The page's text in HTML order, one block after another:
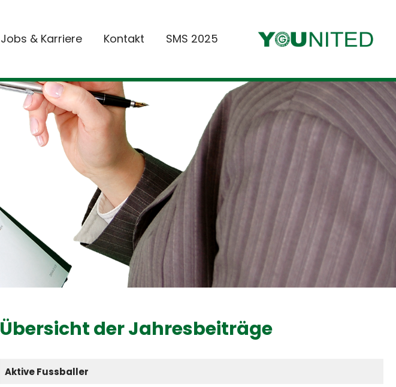
Jobs & Karriere Kontakt SMS 2025
Übersicht der Jahresbeiträge
Aktive Fussballer